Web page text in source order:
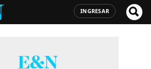
INGRESAR